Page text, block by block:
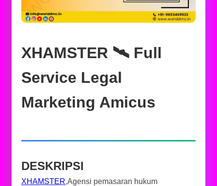
XHAMSTER 🛰️‍ Full
Service Legal
Marketing Amicus
DESKRIPSI
XHAMSTER,Agensi pemasaran hukum